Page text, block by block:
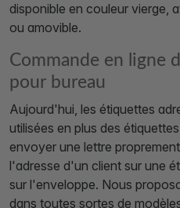
disponible en couleur vierge,
ou amovible.
Commande en ligne
pour bureau
Aujourd'hui, les étiquettes
utilisées en plus des
envoyer une lettre
l'adresse d'un client sur une
sur l'enveloppe. Nous
dans toutes sortes de